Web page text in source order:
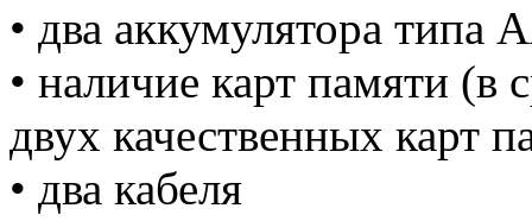
• два аккумулятора типа
• наличие карт памяти (в
двух качественных карт
• два кабеля